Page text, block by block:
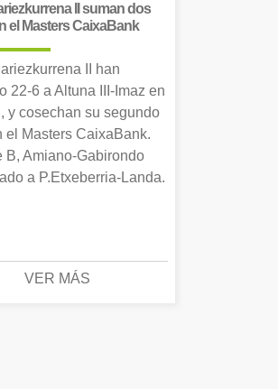
II suman dos
el Masters CaixaBank
II han
22-6 a Altuna III-Imaz en
y cosechan su segundo
el Masters CaixaBank.
B, Amiano-Gabirondo
a P.Etxeberria-Landa.
VER MÁS